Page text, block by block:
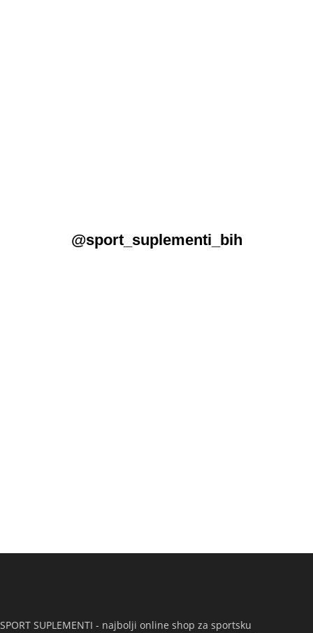
@sport_suplementi_bih
SPORT SUPLEMENTI - najbolji online shop za sportsku